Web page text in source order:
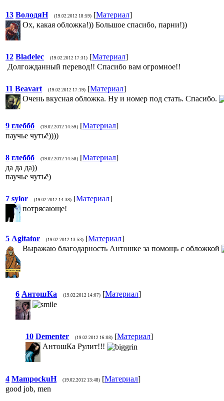
13 ВолодяН (19.02.2012 18:59) [Материал]
Ох, какая обложка!)) Большое спасибо, парни!))
12 Bladelec (19.02.2012 17:31) [Материал]
Долгожданный перевод!! Спасибо вам огромное!!
11 Beavart (19.02.2012 17:19) [Материал]
Очень вкусная обложка. Ну и номер под стать. Спасибо.
9 глеббб (19.02.2012 14:59) [Материал]
паучье чутьё))))
8 глеббб (19.02.2012 14:58) [Материал]
да да да))
паучье чутьё)
7 sylor (19.02.2012 14:38) [Материал]
потрясающе!
5 Agitator (19.02.2012 13:53) [Материал]
Выражаю благодарность Антошке за помощь с обложкой
6 АнтошКа (19.02.2012 14:07) [Материал]
10 Dementer (19.02.2012 16:08) [Материал]
АнтошКа Рулит!!!
4 MampockuH (19.02.2012 13:48) [Материал]
good job, men